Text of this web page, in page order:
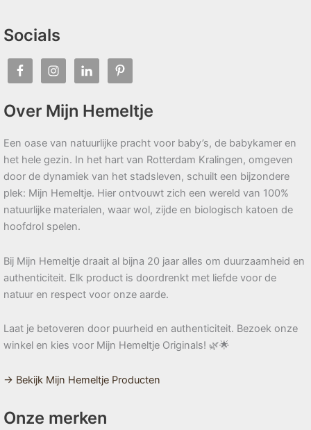
Socials
Over Mijn Hemeltje
Een oase van natuurlijke pracht voor baby’s, de babykamer en
het hele gezin. In het hart van Rotterdam Kralingen, omgeven
door de dynamiek van het stadsleven, schuilt een bijzondere
plek: Mijn Hemeltje. Hier ontvouwt zich een wereld van 100%
natuurlijke materialen, waar wol, zijde en biologisch katoen de
hoofdrol spelen.
Bij Mijn Hemeltje draait al bijna 20 jaar alles om duurzaamheid en
authenticiteit. Elk product is doordrenkt met liefde voor de
natuur en respect voor onze aarde.
Laat je betoveren door puurheid en authenticiteit. Bezoek onze
winkel en kies voor Mijn Hemeltje Originals! 🌿🌟
→ Bekijk Mijn Hemeltje Producten
Onze merken